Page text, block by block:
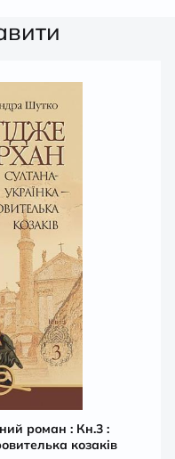
роман : Кн.3 :
козаків